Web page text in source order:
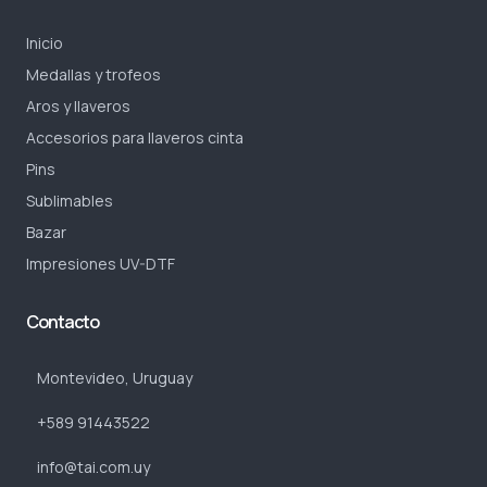
Inicio
Medallas y trofeos
Aros y llaveros
Accesorios para llaveros cinta
Pins
Sublimables
Bazar
Impresiones UV-DTF
Contacto
Montevideo, Uruguay
+589 91443522
info@tai.com.uy